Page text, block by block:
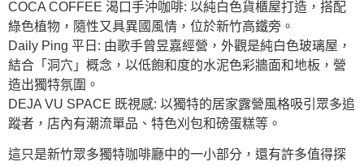
COCA COFFEE 渴口手沖咖啡: 以純白色貨櫃屋打造，搭配
綠色植物，隨性又具異國風情，位於新竹高鐵旁。
Daily Ping 平日: 由歌手曾昱嘉經營，外觀是純白色玻璃屋，
結合「洞穴」概念，以低飽和度的水泥色彩牆面和地板，營
造出獨特氛圍。
DEJA VU SPACE 既視感: 以獨特的居家露營風格吸引眾多追
蹤者，店內有潮流單品、特色刈包和磅蛋糕等。
這只是新竹眾多獨特咖啡廳中的一小部分，還有許多值得探